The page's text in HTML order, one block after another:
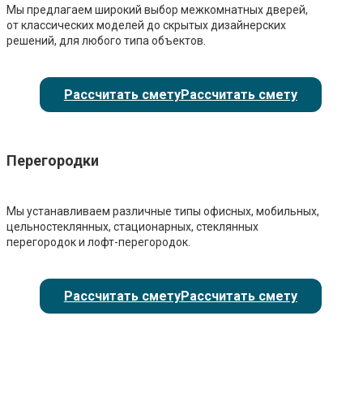
Мы предлагаем широкий выбор межкомнатных дверей,
от классических моделей до скрытых дизайнерских
решений, для любого типа объектов.
Рассчитать сметуРассчитать смету
Перегородки
Мы устанавливаем различные типы офисных, мобильных,
цельностеклянных, стационарных, стеклянных
перегородок и лофт-перегородок.
Рассчитать сметуРассчитать смету